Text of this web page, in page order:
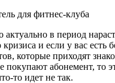
актуально в период
и если у вас есть
которые приходят
покупают абонемент, то
то идет не так.